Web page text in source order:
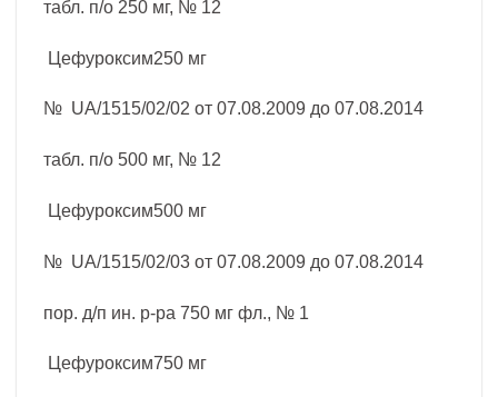
табл. п/о 250 мг, № 12
Цефуроксим250 мг
№ UA/1515/02/02 от 07.08.2009 до 07.08.2014
табл. п/о 500 мг, № 12
Цефуроксим500 мг
№ UA/1515/02/03 от 07.08.2009 до 07.08.2014
пор. д/п ин. р-ра 750 мг фл., № 1
Цефуроксим750 мг